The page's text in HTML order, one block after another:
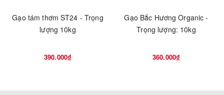
Gạo tám thơm ST24 - Trọng
lượng 10kg
390.000₫
Gạo Bắc Hương Organic -
Trọng lượng: 10kg
360.000₫